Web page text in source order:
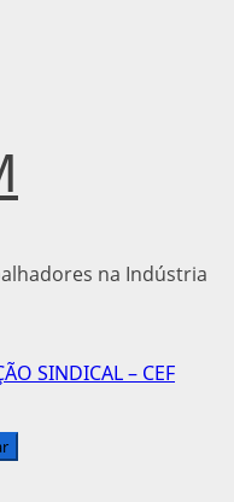
na Indústria
SINDICAL – CEF